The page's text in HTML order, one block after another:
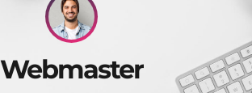
Webmaster